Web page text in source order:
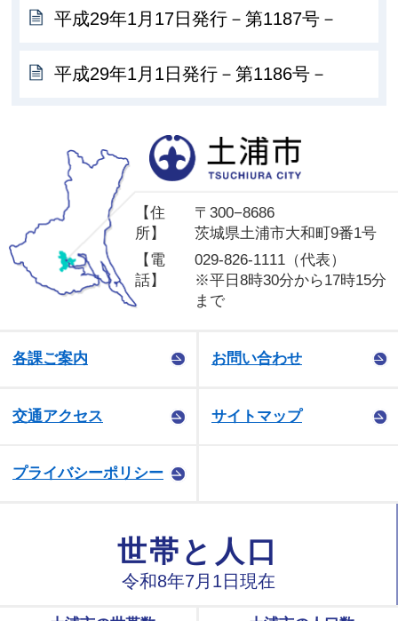
平成29年1月17日発行－第1187号－
平成29年1月1日発行－第1186号－
【住
所】
〒300−8686
茨城県土浦市大和町9番1号
【電
話】
029-826-1111（代表）
※平日8時30分から17時15分
まで
各課ご案内 お問い合わせ
交通アクセス サイトマップ
プライバシーポリシー